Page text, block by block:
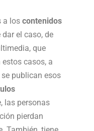
a los contenidos
dar el caso, de
que
casos, a
publican esos
las personas
pierdan